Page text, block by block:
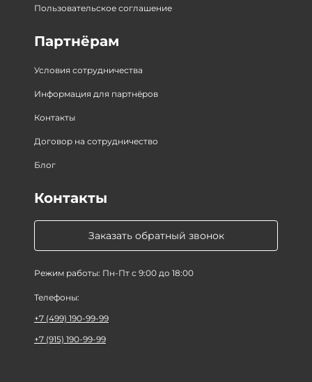
Пользовательское соглашение
Партнёрам
Условия сотрудничества
Информация для партнёров
Контакты
Договор на сотрудничество
Блог
Заказать обратный звонок
Режим работы: Пн-Пт с 9:00 до 18:00
Контакты
Телефоны:
+7 (499) 190-99-99
+7 (915) 190-99-99